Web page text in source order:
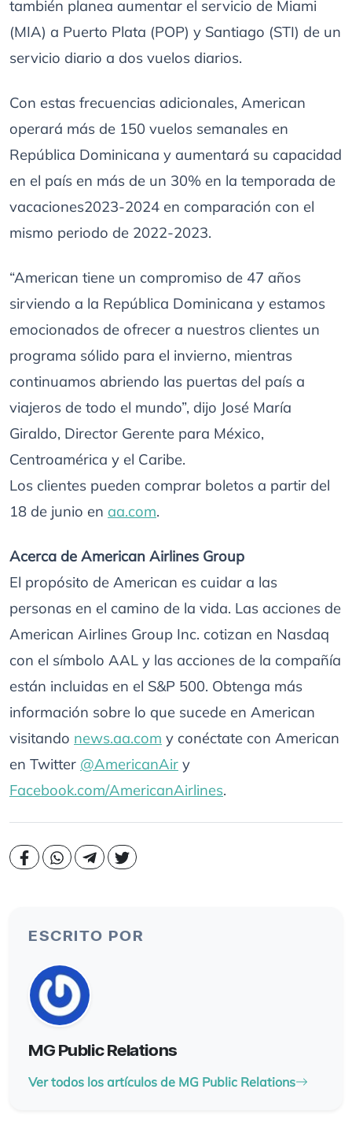
también planea aumentar el servicio de Miami
(MIA) a Puerto Plata (POP) y Santiago (STI) de un
servicio diario a dos vuelos diarios.
Con estas frecuencias adicionales, American
operará más de 150 vuelos semanales en
República Dominicana y aumentará su capacidad
en el país en más de un 30% en la temporada de
vacaciones2023-2024 en comparación con el
mismo periodo de 2022-2023.
“American tiene un compromiso de 47 años
sirviendo a la República Dominicana y estamos
emocionados de ofrecer a nuestros clientes un
programa sólido para el invierno, mientras
continuamos abriendo las puertas del país a
viajeros de todo el mundo”, dijo José María
Giraldo, Director Gerente para México,
Centroamérica y el Caribe.
Los clientes pueden comprar boletos a partir del
18 de junio en aa.com.
Acerca de American Airlines Group
El propósito de American es cuidar a las
personas en el camino de la vida. Las acciones de
American Airlines Group Inc. cotizan en Nasdaq
con el símbolo AAL y las acciones de la compañía
están incluidas en el S&P 500. Obtenga más
información sobre lo que sucede en American
visitando news.aa.com y conéctate con American
en Twitter @AmericanAir y
Facebook.com/AmericanAirlines.
ESCRITO POR
MG Public Relations
Ver todos los artículos de MG Public Relations